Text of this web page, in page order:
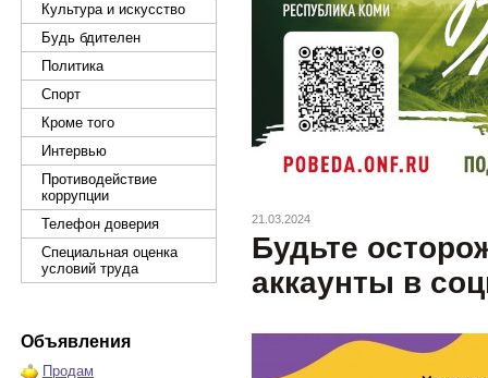
Культура и искусство
Будь бдителен
Политика
Спорт
Кроме того
Интервью
Противодействие
коррупции
Телефон доверия
Специальная оценка
условий труда
Объявления
Продам
21.03.2024
Будьте
аккаунты в